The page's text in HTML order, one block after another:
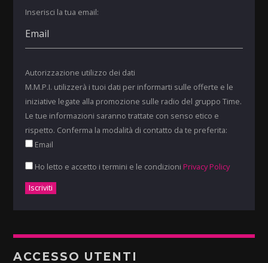
Inserisci la tua email:
Autorizzazione utilizzo dei dati
M.M.P.I. utilizzerà i tuoi dati per informarti sulle offerte e le
iniziative legate alla promozione sulle radio del gruppo Time.
Le tue informazioni saranno trattate con senso etico e
rispetto. Conferma la modalità di contatto da te preferita:
Email
Ho letto e accetto i termini e le condizioni Privacy Policy
ACCESSO UTENTI